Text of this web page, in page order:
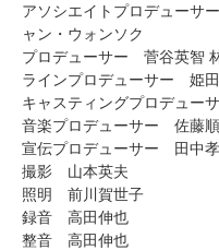
アソシエイトプロデューサ
ャン・ウォンソク
プロデューサー 菅谷英智
ラインプロデューサー 姫
キャスティングプロデュー
音楽プロデューサー 佐藤順
宣伝プロデューサー 田中
撮影 山本英夫
照明 前川賀世子
録音 高田伸也
整音 高田伸也